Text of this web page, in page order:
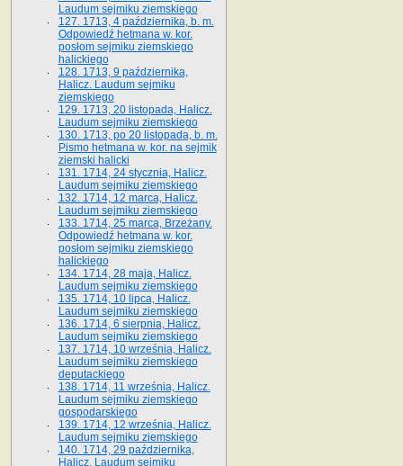
Laudum sejmiku ziemskiego
127. 1713, 4 października, b. m.
Odpowiedź hetmana w. kor.
posłom sejmiku ziemskiego
halickiego
128. 1713, 9 października,
Halicz. Laudum sejmiku
ziemskiego
129. 1713, 20 listopada, Halicz.
Laudum sejmiku ziemskiego
130. 1713, po 20 listopada, b. m.
Pismo hetmana w. kor. na sejmik
ziemski halicki
131. 1714, 24 stycznia, Halicz.
Laudum sejmiku ziemskiego
132. 1714, 12 marca, Halicz.
Laudum sejmiku ziemskiego
133. 1714, 25 marca, Brzeżany.
Odpowiedź hetmana w. kor.
posłom sejmiku ziemskiego
halickiego
134. 1714, 28 maja, Halicz.
Laudum sejmiku ziemskiego
135. 1714, 10 lipca, Halicz.
Laudum sejmiku ziemskiego
136. 1714, 6 sierpnia, Halicz.
Laudum sejmiku ziemskiego
137. 1714, 10 września, Halicz.
Laudum sejmiku ziemskiego
deputackiego
138. 1714, 11 września, Halicz.
Laudum sejmiku ziemskiego
gospodarskiego
139. 1714, 12 września, Halicz.
Laudum sejmiku ziemskiego
140. 1714, 29 października,
Halicz. Laudum sejmiku